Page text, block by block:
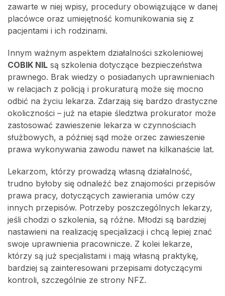
zawarte w niej wpisy, procedury obowiązujące w danej
placówce oraz umiejętność komunikowania się z
pacjentami i ich rodzinami.
Innym ważnym aspektem działalności szkoleniowej
COBIK NIL są szkolenia dotyczące bezpieczeństwa
prawnego. Brak wiedzy o posiadanych uprawnieniach
w relacjach z policją i prokuraturą może się mocno
odbić na życiu lekarza. Zdarzają się bardzo drastyczne
okoliczności – już na etapie śledztwa prokurator może
zastosować zawieszenie lekarza w czynnościach
służbowych, a później sąd może orzec zawieszenie
prawa wykonywania zawodu nawet na kilkanaście lat.
Lekarzom, którzy prowadzą własną działalność,
trudno byłoby się odnaleźć bez znajomości przepisów
prawa pracy, dotyczących zawierania umów czy
innych przepisów. Potrzeby poszczególnych lekarzy,
jeśli chodzi o szkolenia, są różne. Młodzi są bardziej
nastawieni na realizację specjalizacji i chcą lepiej znać
swoje uprawnienia pracownicze. Z kolei lekarze,
którzy są już specjalistami i mają własną praktykę,
bardziej są zainteresowani przepisami dotyczącymi
kontroli, szczególnie ze strony NFZ.